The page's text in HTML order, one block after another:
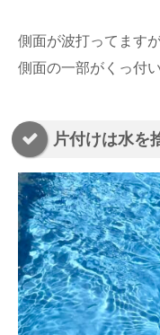
側面が波打ってます
側面の一部がくっ付
片付けは水を